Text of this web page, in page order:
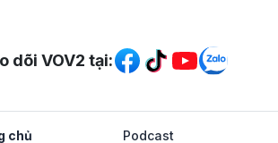
xã hội
dõi VOV2 tại:
chủ Podcast